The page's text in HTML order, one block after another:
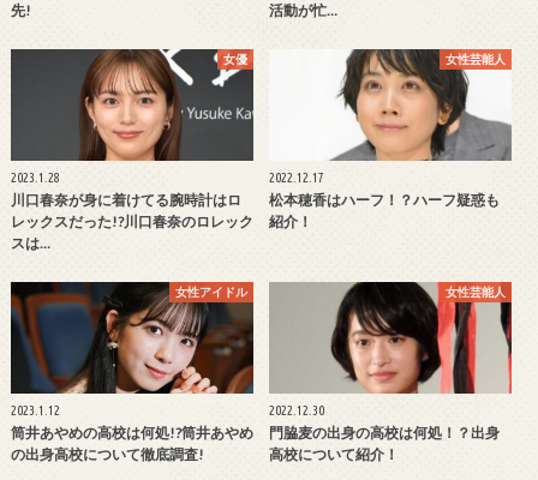
先!
活動が忙…
女優
2023.1.28
川口春奈が身に着けてる腕時計はロ
レックスだった!?川口春奈のロレック
スは…
女性芸能人
2022.12.17
松本穂香はハーフ！？ハーフ疑惑も
紹介！
女性アイドル
2023.1.12
筒井あやめの高校は何処!?筒井あやめ
の出身高校について徹底調査!
女性芸能人
2022.12.30
門脇麦の出身の高校は何処！？出身
高校について紹介！